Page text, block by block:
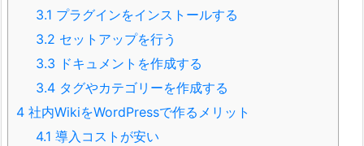
3.1 プラグインをインストールする
3.2 セットアップを行う
3.3 ドキュメントを作成する
3.4 タグやカテゴリーを作成する
4 社内WikiをWordPressで作るメリット
4.1 導入コストが安い